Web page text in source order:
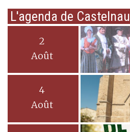
L'agenda de Castelnau
2
Août
4
Août